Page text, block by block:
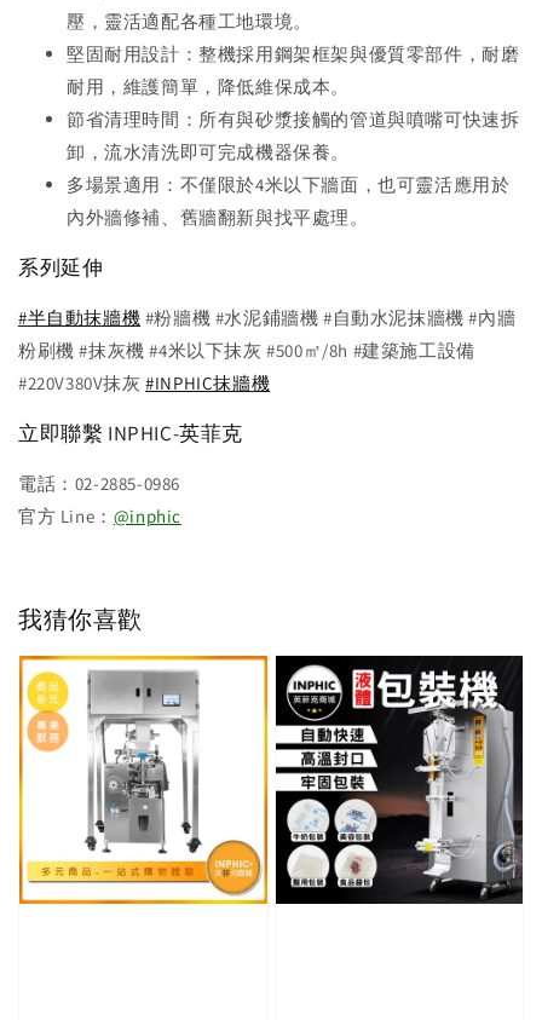
壓，靈活適配各種工地環境。
堅固耐用設計：整機採用鋼架框架與優質零部件，耐磨
耐用，維護簡單，降低維保成本。
節省清理時間：所有與砂漿接觸的管道與噴嘴可快速拆
卸，流水清洗即可完成機器保養。
多場景適用：不僅限於4米以下牆面，也可靈活應用於
內外牆修補、舊牆翻新與找平處理。
系列延伸
#半自動抹牆機 #粉牆機 #水泥鋪牆機 #自動水泥抹牆機 #內牆
粉刷機 #抹灰機 #4米以下抹灰 #500㎡/8h #建築施工設備
#220V380V抹灰#INPHIC抹牆機
立即聯繫 INPHIC-英菲克
電話：02-2885-0986
官方 Line： @inphic
我猜你喜歡